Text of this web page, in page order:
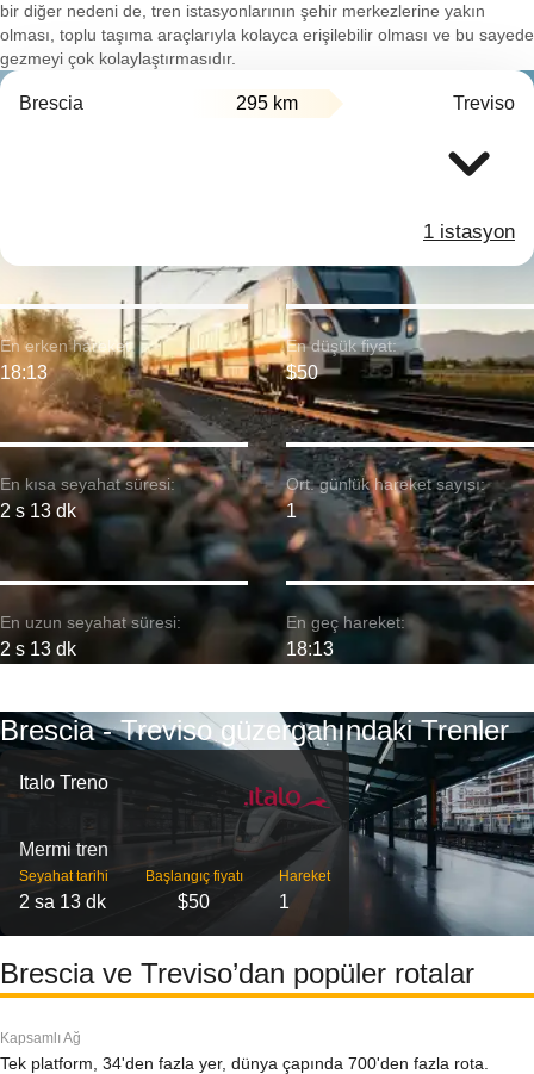
bir diğer nedeni de, tren istasyonlarının şehir merkezlerine yakın
olması, toplu taşıma araçlarıyla kolayca erişilebilir olması ve bu sayede
gezmeyi çok kolaylaştırmasıdır.
Brescia 295 km Treviso
1 istasyon
En kısa seyahat süresi:
2 s 13 dk
En erken hareket:
18:13
En uzun seyahat süresi:
2 s 13 dk
En düşük fiyat:
$50
Ort. günlük hareket sayısı:
1
En geç hareket:
18:13
Brescia - Treviso güzergahındaki Trenler
Italo Treno
Mermi tren
Seyahat tarihi
2 sa 13 dk
Başlangıç ​​fiyatı
$50
Hareket
1
Brescia ve Treviso’dan popüler rotalar
Kapsamlı Ağ
Tek platform, 34'den fazla yer, dünya çapında 700'den fazla rota.